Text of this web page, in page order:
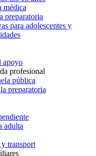
médica
preparatoria
para adolescentes y
apoyo
profesional
pública
preparatoria
adulta
transport